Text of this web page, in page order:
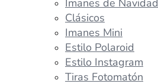
Imanes de Navidad
Clásicos
Imanes Mini
Estilo Polaroid
Estilo Instagram
Tiras Fotomatón